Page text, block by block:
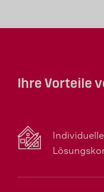
Ihre Vorteile